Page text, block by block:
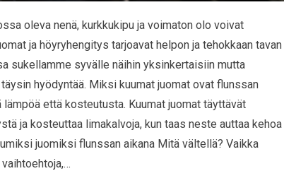
oleva nenä, kurkkukipu ja voimaton olo voivat
ja höyryhengitys tarjoavat helpon ja tehokkaan tavan
sukellamme syvälle näihin yksinkertaisiin mutta
hyödyntää. Miksi kuumat juomat ovat flunssan
että kosteutusta. Kuumat juomat täyttävät
ja kosteuttaa limakalvoja, kun taas neste auttaa kehoa
juomiksi flunssan aikana Mitä vältellä? Vaikka